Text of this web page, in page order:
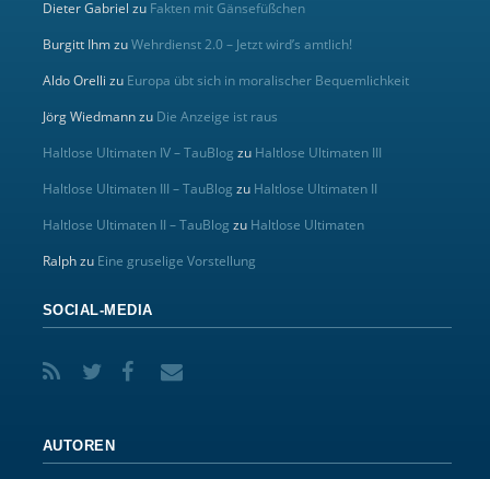
Dieter Gabriel zu Fakten mit Gänsefüßchen
Burgitt IhmzuWehrdienst 2.0 – Jetzt wird’s amtlich!
Aldo Orelli zu Europa übt sich in moralischer Bequemlichkeit
Jörg Wiedmannzu Die Anzeige ist raus
Haltlose Ultimaten IV – TauBlog zu Haltlose Ultimaten III
Haltlose Ultimaten III – TauBlog zu Haltlose Ultimaten II
Haltlose Ultimaten II – TauBlog zu Haltlose Ultimaten
Ralphzu Eine gruselige Vorstellung
SOCIAL-MEDIA
AUTOREN